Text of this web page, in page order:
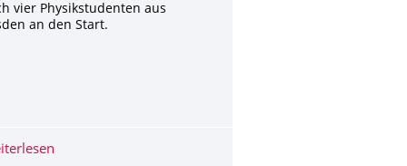
vier Physikstudenten aus
an den Start.